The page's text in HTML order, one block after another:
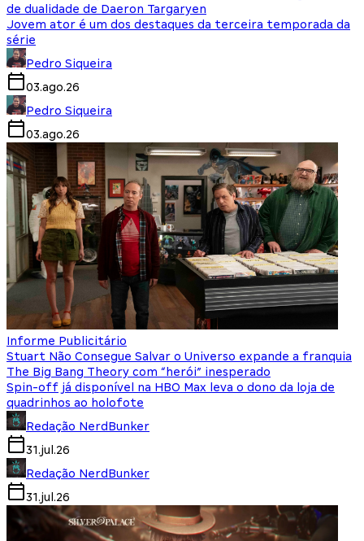
de dualidade de Daeron Targaryen
Jovem ator é um dos destaques da terceira temporada da
série
Pedro Siqueira
03.ago.26
Pedro Siqueira
03.ago.26
Informe Publicitário
Stuart Não Consegue Salvar o Universo expande a franquia
The Big Bang Theory com “herói” inesperado
Spin-off já disponível na HBO Max leva o dono da loja de
quadrinhos ao holofote
Redação NerdBunker
31.jul.26
Redação NerdBunker
31.jul.26